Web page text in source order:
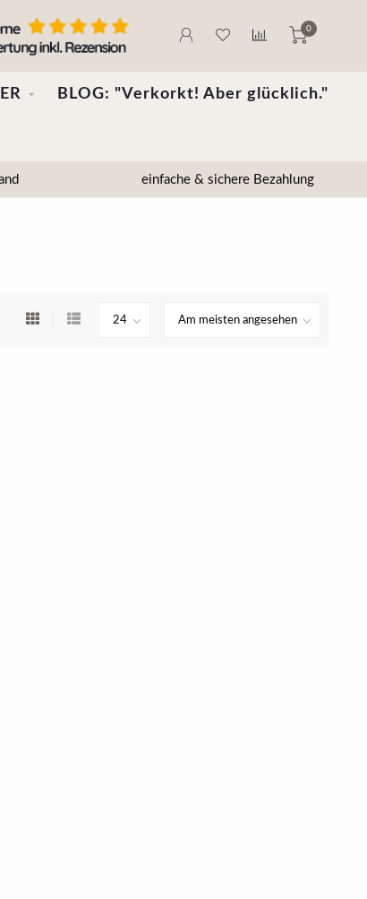
0
BLOG: "Verkorkt! Aber glücklich."
einfache & sichere Bezahlung